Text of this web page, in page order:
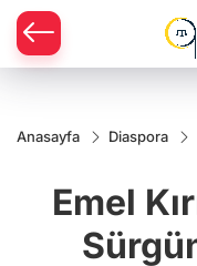
Anasayfa Diaspora
Emel